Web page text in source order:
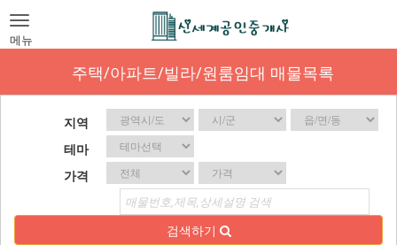
Toggle
navigation
메뉴
주택/아파트/빌라/원룸임대 매물목록
지역
테마
가격
검색하기